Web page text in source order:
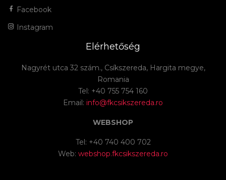
Facebook
Instagram
Elérhetőség
Nagyrét utca 32 szám., Csíkszereda, Hargita megye,
Romania
Tel: +40 755 754 160
Email: info@fkcsikszereda.ro
WEBSHOP
Tel: +40 740 400 702
Web: webshop.fkcsikszereda.ro